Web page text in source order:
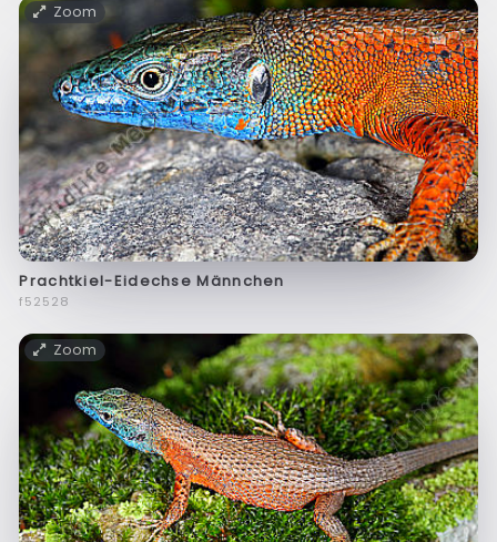
Zoom
Prachtkiel-Eidechse Männchen
f52528
Zoom